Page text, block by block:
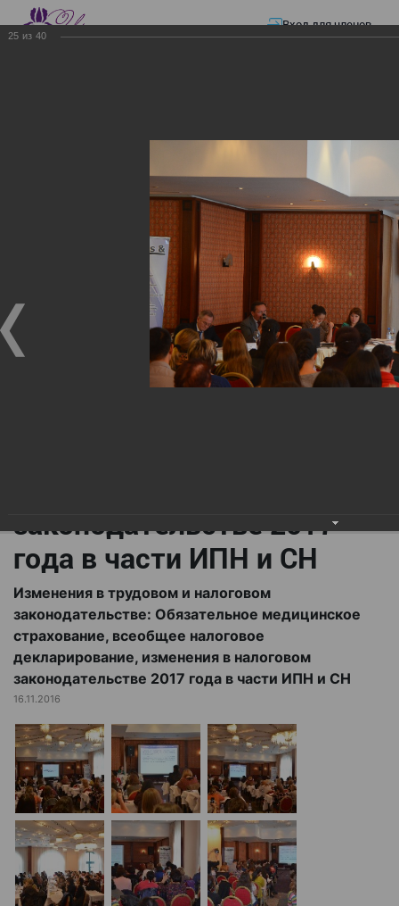
Вход для членов
налоговое декларирование, изменения в налоговом законодательстве
2017 года в части ИПН и СН
Изменения в трудовом и
налоговом
законодательстве:
Обязательное
медицинское страхование,
законодательстве 2017
года в части ИПН и СН
Изменения в трудовом и налоговом
законодательстве: Обязательное медицинское
страхование, всеобщее налоговое
декларирование, изменения в налоговом
законодательстве 2017 года в части ИПН и СН
16.11.2016
25 из 40